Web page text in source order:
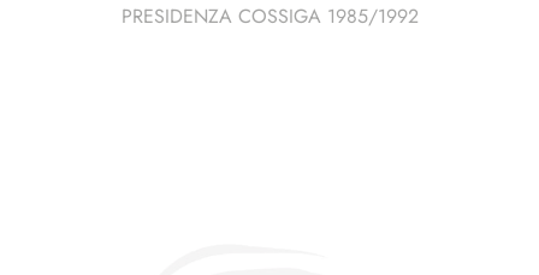
PRESIDENZA COSSIGA 1985/1992